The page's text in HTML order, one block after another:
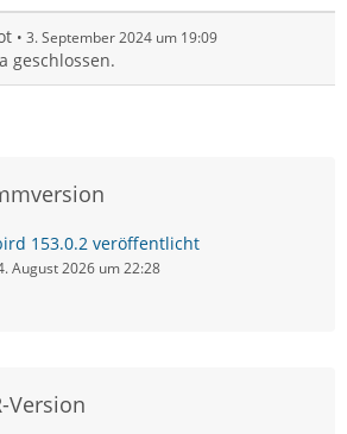
3. September 2024 um 19:09
geschlossen.
153.0.2 veröffentlicht
August 2026 um 22:28
Version